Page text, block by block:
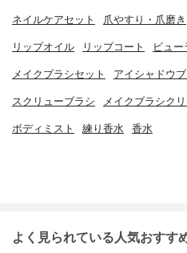
ネイルケアセット 爪やすり・爪磨き
リップオイル リップコート ビュー
メイクブラシセット アイシャドウ
スクリューブラシ メイクブラシク
ボディミスト 練り香水 香水
よく見られている人気おすす